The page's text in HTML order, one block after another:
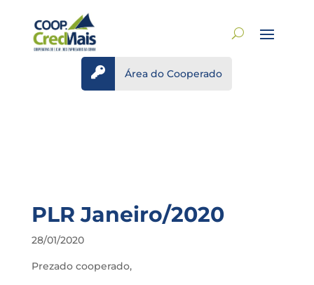
 Área do Cooperado
PLR Janeiro/2020
28/01/2020
Prezado cooperado,